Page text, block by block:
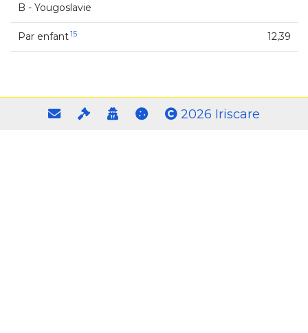
B - Yougoslavie
Par enfant15 12,39
2026 Iriscare